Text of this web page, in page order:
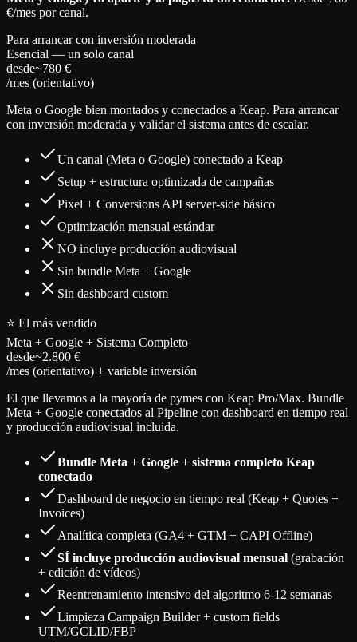
€/mes por canal.
Para arrancar con inversión moderada
Esencial — un solo canal
desde~780 €
/mes (orientativo)
Meta o Google bien montados y conectados a Keap. Para arrancar
con inversión moderada y validar el sistema antes de escalar.
Un canal (Meta o Google) conectado a Keap
Setup + estructura optimizada de campañas
Pixel + Conversions API server-side básico
Optimización mensual estándar
NO incluye producción audiovisual
Sin bundle Meta + Google
Sin dashboard custom
⭐ El más vendido
Meta + Google + Sistema Completo
desde~2.800 €
/mes (orientativo) + variable inversión
El que llevamos a la mayoría de pymes con Keap Pro/Max. Bundle
Meta + Google conectados al Pipeline con dashboard en tiempo real
y producción audiovisual incluida.
Bundle Meta + Google + sistema completo Keap
conectado
Dashboard de negocio en tiempo real (Keap + Quotes +
Invoices)
Analítica completa (GA4 + GTM + CAPI Offline)
SÍ incluye producción audiovisual mensual (grabación
+ edición de vídeos)
Reentrenamiento intensivo del algoritmo 6-12 semanas
Limpieza Campaign Builder + custom fields
UTM/GCLID/FBP